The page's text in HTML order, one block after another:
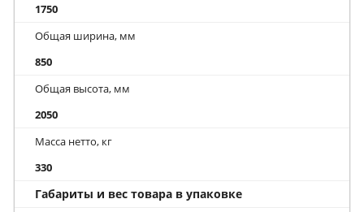
1750
Общая ширина, мм
850
Общая высота, мм
2050
Масса нетто, кг
330
Габариты и вес товара в упаковке